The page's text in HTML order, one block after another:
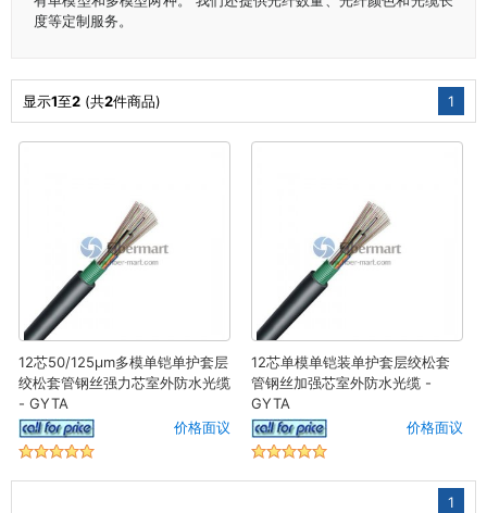
度等定制服务。
1
显示1至2 (共2件商品)
12芯50/125μm多模单铠单护套层
绞松套管钢丝强力芯室外防水光缆
- GYTA
价格面议
12芯单模单铠装单护套层绞松套
管钢丝加强芯室外防水光缆 -
GYTA
价格面议
1